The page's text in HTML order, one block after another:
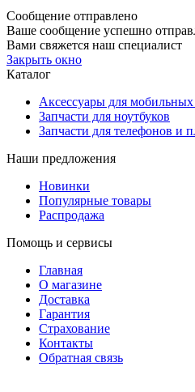
Сообщение отправлено
Ваше сообщение успешно
Вами свяжется наш специалист
Закрыть окно
Каталог
Аксессуары для мобильных
Запчасти для ноутбуков
Запчасти для телефонов и
Наши предложения
Новинки
Популярные товары
Распродажа
Помощь и сервисы
Главная
О магазине
Доставка
Гарантия
Страхование
Контакты
Обратная связь